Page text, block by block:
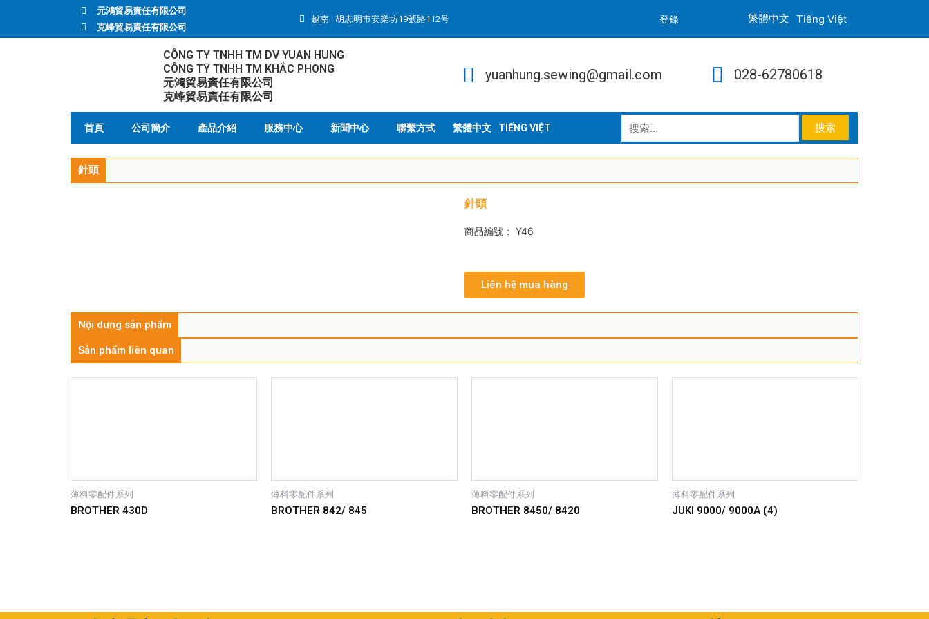
元鴻貿易責任有限公司
克峰貿易責任有限公司
越南 : 胡志明市安樂坊19號路112号 登錄 Tiếng Việt
CÔNG TY TNHH TM DV YUAN HUNG
CÔNG TY TNHH TM KHẮC PHONG
元鴻貿易責任有限公司
克峰貿易責任有限公司
yuanhung.sewing@gmail.com 028-62780618
首頁 公司簡介 產品介紹 服務中心 新聞中心 聯繫方式 TIẾNG VIỆT
針頭
針頭
商品編號： Y46
Liên hệ mua hàng
Nội dung sản phẩm
Sản phẩm liên quan
薄料零配件系列
BROTHER 430D
薄料零配件系列
BROTHER 842/ 845
薄料零配件系列
BROTHER 8450/ 8420
薄料零配件系列
JUKI 9000/ 9000A (4)